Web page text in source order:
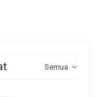
Semua